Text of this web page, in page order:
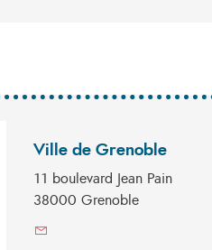
Ville de Grenoble
11 boulevard Jean Pain
38000 Grenoble